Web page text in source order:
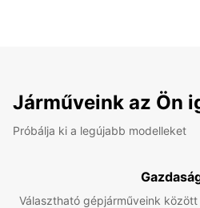
Járműveink az Ön
Próbálja ki a legújabb modelleket
Választható gépjárműveink